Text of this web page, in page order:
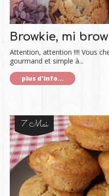
Browkie, mi
Attention, attention !!!! Vous
gourmand et simple à...
plus d'info...
7 Mai